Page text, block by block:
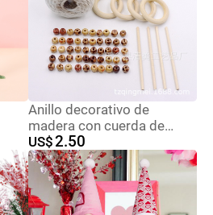
Anillo decorativo de
madera con cuerda de
algodón y cuentas de flores
de madera DIY anillo de
madera colgante
decoración 61 piezas para
un conjunto
US$2.50